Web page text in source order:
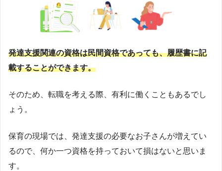
発達支援関連の資格は民間資格であっても、履歴書に記
載することができます。
そのため、転職を考える際、有利に働くこともあるでし
ょう。
保育の現場では、発達支援の必要なお子さんが増えてい
るので、何か一つ資格を持っておいて損はないと思いま
す。